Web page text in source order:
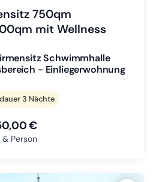
750qm
mit Wellness
Schwimmhalle
- Einliegerwohnung
3 Nächte
€
Person